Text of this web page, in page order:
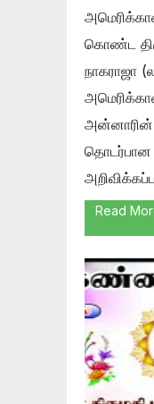
கொண்ட
நாகராஜா
அன்னாரின்
தொடர்பான
Read